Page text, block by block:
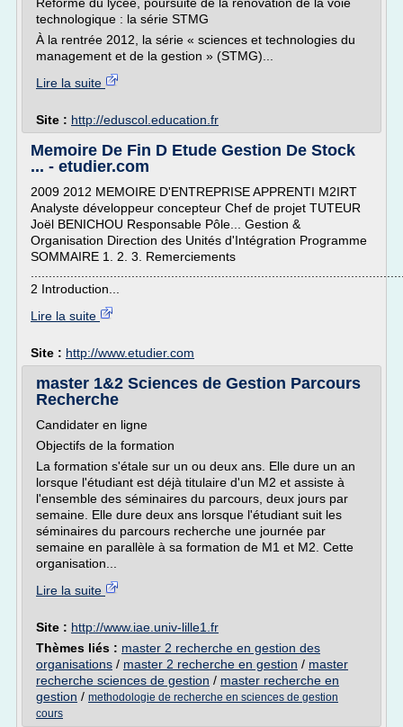
technologique : la série STMG
À la rentrée 2012, la série « sciences et technologies du
management et de la gestion » (STMG)...
Lire la suite
Site : http://eduscol.education.fr
Memoire De Fin D Etude Gestion De Stock
... - etudier.com
2009 2012 MEMOIRE D'ENTREPRISE APPRENTI M2IRT
Analyste développeur concepteur Chef de projet TUTEUR
Joël BENICHOU Responsable Pôle... Gestion &
Organisation Direction des Unités d'Intégration Programme
SOMMAIRE 1. 2. 3. Remerciements
2 Introduction...
Lire la suite
Site : http://www.etudier.com
master 1&2 Sciences de Gestion Parcours
Recherche
Candidater en ligne
Objectifs de la formation
La formation s'étale sur un ou deux ans. Elle dure un an
lorsque l'étudiant est déjà titulaire d'un M2 et assiste à
l'ensemble des séminaires du parcours, deux jours par
semaine. Elle dure deux ans lorsque l'étudiant suit les
séminaires du parcours recherche une journée par
semaine en parallèle à sa formation de M1 et M2. Cette
organisation...
Lire la suite
Site : http://www.iae.univ-lille1.fr
Thèmes liés : master 2 recherche en gestion des
organisations / master 2 recherche en gestion / master
recherche sciences de gestion / master recherche en
gestion / methodologie de recherche en sciences de gestion
cours